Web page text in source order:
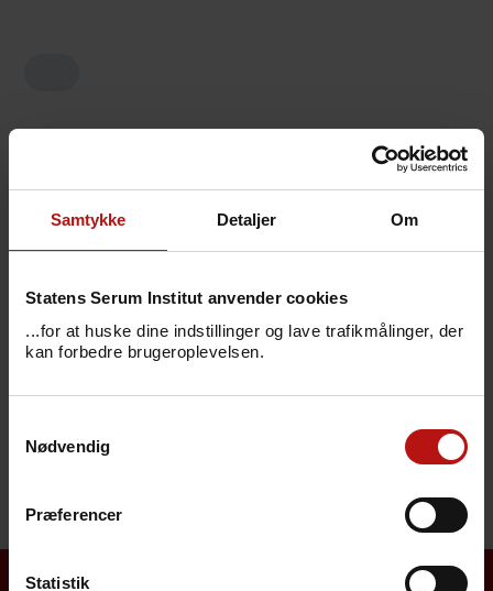
Samtykke Detaljer Om
Statens Serum Institut anvender cookies
...for at huske dine indstillinger og lave trafikmålinger, der
kan forbedre brugeroplevelsen.
Nødvendig
Præferencer
Statistik
Årsag
Forebyggelse
Behandling
Særligt for sundhedsfagligt personale